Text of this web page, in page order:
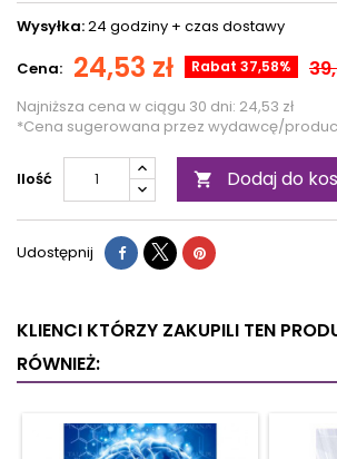
Wysyłka:24 godziny + czas dostawy
Cena: 24,53 zł Rabat 37,58%
Najniższa cena w ciągu 30 dni: 24,53 zł
*Cena sugerowana przez wydawcę/
Ilość  Dodaj do
Udostępnij
KLIENCI KTÓRZY ZAKUPILI TEN
RÓWNIEŻ: